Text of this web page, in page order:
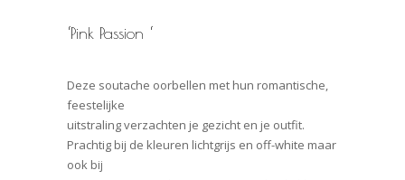
‘Pink Passion ‘
Deze soutache oorbellen met hun romantische,
feestelijke
uitstraling verzachten je gezicht en je outfit.
Prachtig bij de kleuren lichtgrijs en off-white maar
ook bij